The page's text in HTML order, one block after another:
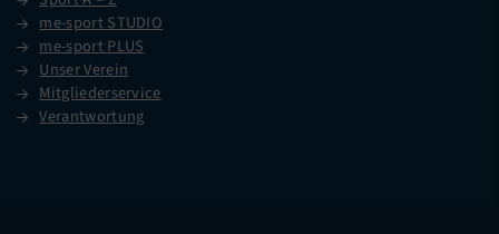
me-sport STUDIO
me-sport PLUS
Unser Verein
Mitgliederservice
Verantwortung